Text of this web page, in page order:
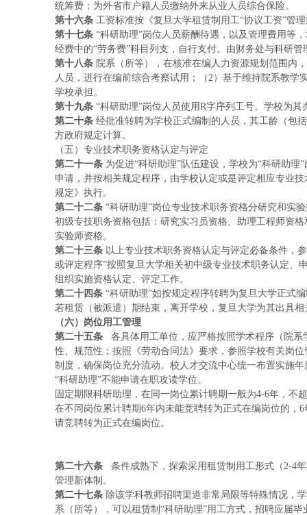
统筹费；为外省市户籍人员缴纳外来从业人员综合保险。
第十六条 工资标准按《复旦大学租赁制用工“协议工资”管
第十七条 “科研助理”岗位人员薪酬待遇，以及管理费用等
经费中的“劳务费”科目列支，自行支付。由财务处与科研
第十八条 院系（所等），在核准在编人力资源规划范围内
人员，进行在编前综合考察试用；（2）基于维持院系教
学校承担。
第十九条 “科研助理”岗位人员使用R字序列工号。学校为
第二十条 经批准转聘为学校正式编制的人员，其工龄（包
方政府规定计算。
（五）专业技术职务资格认定与评定
第二十一条 为促进“科研助理”队伍建设，学校为“科研助
申请，并按相关规定程序，由学校认定或是评定相应专业
规定》执行。
第二十二条 “科研助理”岗位专业技术职务资格分研究和实
初级专技职务资格包括：研究实习员资格、助理工程师资
实验师资格。
第二十三条 以上专业技术职务资格认定与评定必备条件，
或评定程序”按照复旦大学相关初中级专业技术职务认定、
组织实施资格认定、评定工作。
第二十四条 “科研助理”如按规定程序转聘为复旦大学正式
若租赁（被派遣）期结束，离开学校，复旦大学为其出具
（六）岗位用工管理
第二十五条
各具体用工单位，应严格按照学术程序（院
性、规范性；按照《劳动合同法》要求，参照学校有关岗
制度，确保岗位充分流动。校人才交流中心统一布置实施
“科研助理”不能申请在职攻读学位。
固定期限科研助理，在同一岗位累计聘期一般为4-6年，不
在不同岗位累计聘期6年内未能竞聘转为正式在编岗位的，
请竞聘转为正式在编岗位。
第二十六条
条件成熟下，探索采用租赁制用工形式（2-4
管理新体制。
第二十七条 除该学科教师招聘渠道非常局限等特殊情况，
系（所等），可以租赁制“科研助理”用工方式，招聘应届